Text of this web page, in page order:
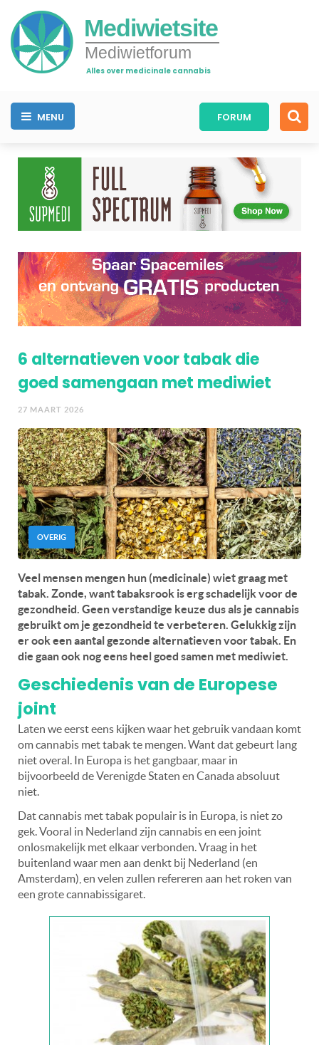
Mediwietsite
Mediwietforum
Alles over medicinale cannabis
MENU FORUM
6 alternatieven voor tabak die
goed samengaan met mediwiet
27 MAART 2026
OVERIG
Veel mensen mengen hun (medicinale) wiet graag met
tabak. Zonde, want tabaksrook is erg schadelijk voor de
gezondheid. Geen verstandige keuze dus als je cannabis
gebruikt om je gezondheid te verbeteren. Gelukkig zijn
er ook een aantal gezonde alternatieven voor tabak. En
die gaan ook nog eens heel goed samen met mediwiet.
Geschiedenis van de Europese
joint
Laten we eerst eens kijken waar het gebruik vandaan komt
om cannabis met tabak te mengen. Want dat gebeurt lang
niet overal. In Europa is het gangbaar, maar in
bijvoorbeeld de Verenigde Staten en Canada absoluut
niet.
Dat cannabis met tabak populair is in Europa, is niet zo
gek. Vooral in Nederland zijn cannabis en een joint
onlosmakelijk met elkaar verbonden. Vraag in het
buitenland waar men aan denkt bij Nederland (en
Amsterdam), en velen zullen refereren aan het roken van
een grote cannabissigaret.